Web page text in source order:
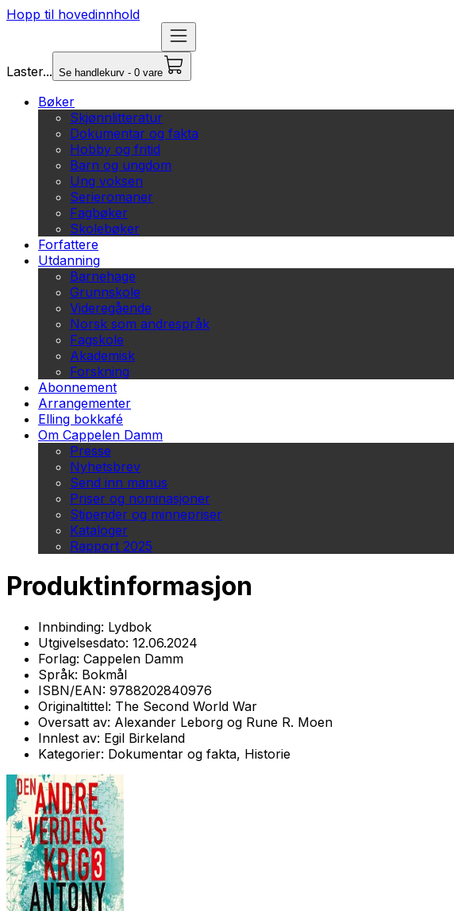
Hopp til hovedinnhold
Laster... Se handlekurv - 0 vare
Bøker
Skjønnlitteratur
Dokumentar og fakta
Hobby og fritid
Barn og ungdom
Ung voksen
Serieromaner
Fagbøker
Skolebøker
Forfattere
Utdanning
Barnehage
Grunnskole
Videregående
Norsk som andrespråk
Fagskole
Akademisk
Forskning
Abonnement
Arrangementer
Elling bokkafé
Om Cappelen Damm
Presse
Nyhetsbrev
Send inn manus
Priser og nominasjoner
Stipender og minnepriser
Kataloger
Rapport 2025
Produktinformasjon
Innbinding: Lydbok
Utgivelsesdato: 12.06.2024
Forlag: Cappelen Damm
Språk: Bokmål
ISBN/EAN: 9788202840976
Originaltittel: The Second World War
Oversatt av: Alexander Leborg og Rune R. Moen
Innlest av: Egil Birkeland
Kategorier: Dokumentar og fakta, Historie